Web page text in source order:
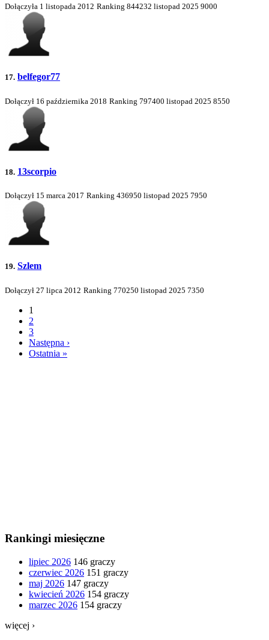
Dołączyła 1 listopada 2012 Ranking 844232 listopad 2025 9000
17. belfegor77
Dołączył 16 października 2018 Ranking 797400 listopad 2025 8550
18. 13scorpio
Dołączył 15 marca 2017 Ranking 436950 listopad 2025 7950
19. Szlem
Dołączył 27 lipca 2012 Ranking 770250 listopad 2025 7350
1
2
3
Następna ›
Ostatnia »
Rankingi miesięczne
lipiec 2026 146 graczy
czerwiec 2026 151 graczy
maj 2026 147 graczy
kwiecień 2026 154 graczy
marzec 2026 154 graczy
więcej ›